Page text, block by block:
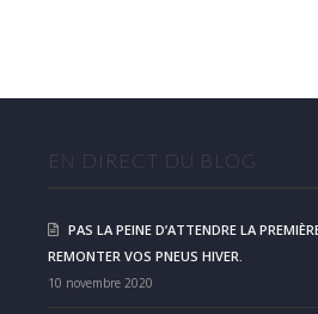
EN DIRECT DU BLOG
PAS LA PEINE D’ATTENDRE LA
REMONTER VOS PNEUS HIVER.
10 novembre 2020